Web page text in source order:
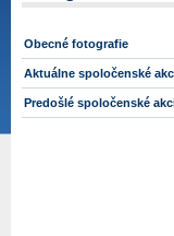
Obecné fotografie
Aktuálne spoločenské
Predošlé spoločenské